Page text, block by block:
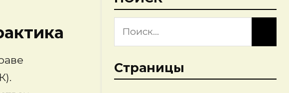
Страницы